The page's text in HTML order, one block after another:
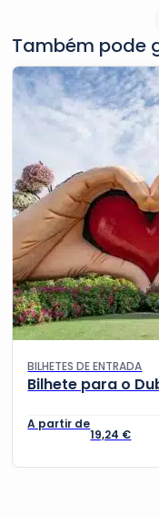
Também pode
BILHETES DE ENTRADA
Bilhete para o
19,24 €